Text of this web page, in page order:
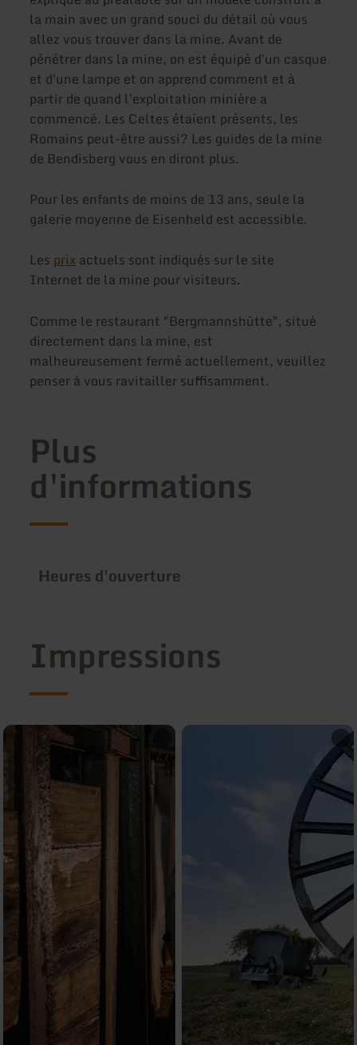
la main avec un grand souci du détail où vous
allez vous trouver dans la mine. Avant de
pénétrer dans la mine, on est équipé d'un casque
et d'une lampe et on apprend comment et à
partir de quand l'exploitation minière a
commencé. Les Celtes étaient présents, les
Romains peut-être aussi? Les guides de la mine
de Bendisberg vous en diront plus.
Pour les enfants de moins de 13 ans, seule la
galerie moyenne de Eisenheld est accessible.
Les prixactuels sont indiqués sur le site
Internet de la mine pour visiteurs.
Comme le restaurant "Bergmannshütte", situé
directement dans la mine, est
malheureusement fermé actuellement, veuillez
penser à vous ravitailler suffisamment.
Plus
d'informations
Heures d'ouverture
Impressions